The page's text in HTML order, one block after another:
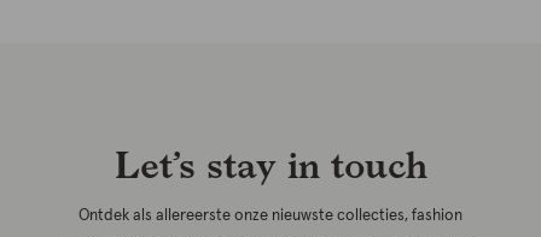
Let’s stay in touch
Ontdek als allereerste onze nieuwste collecties, fashion